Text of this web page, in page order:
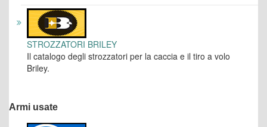
STROZZATORI BRILEY
Il catalogo degli strozzatori per la caccia e il tiro a volo
Briley.
Armi usate